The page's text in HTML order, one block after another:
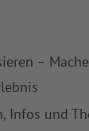
–
Infos und